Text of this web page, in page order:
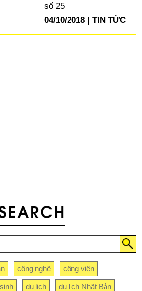
số 25
04/10/2018
TIN TỨC
công nghệ công viên
du lịch du lịch Nhật Bản